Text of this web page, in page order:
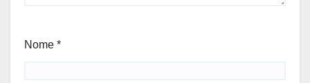
Nome *